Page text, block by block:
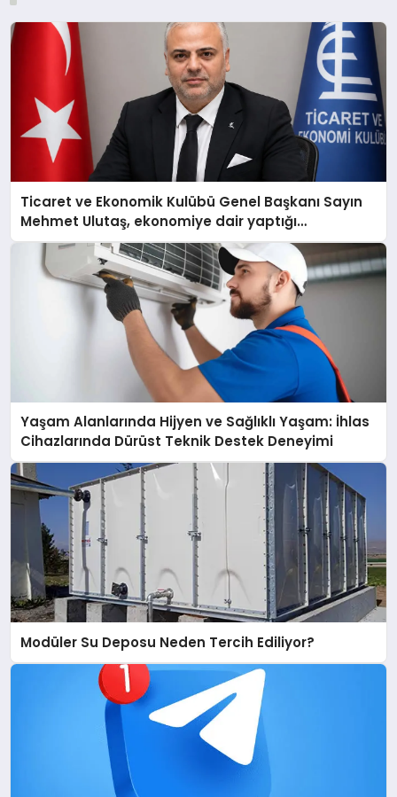
Ticaret ve Ekonomik Kulübü Genel Başkanı Sayın
Mehmet Ulutaş, ekonomiye dair yaptığı
açıklamada şunları kaydetti:
Yaşam Alanlarında Hijyen ve Sağlıklı Yaşam: İhlas
Cihazlarında Dürüst Teknik Destek Deneyimi
Modüler Su Deposu Neden Tercih Ediliyor?